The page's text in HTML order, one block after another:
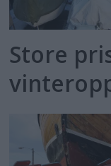
Store